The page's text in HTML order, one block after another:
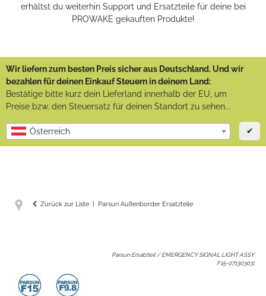
erhältst du weiterhin Support und Ersatzteile für deine bei
PROWAKE gekauften Produkte!
Wir liefern zum besten Preis sicher aus Deutschland. Und wir
bezahlen für deinen Einkauf Steuern in deinem Land:
Bestätige bitte kurz dein Lieferland innerhalb der EU, um
Preise bzw. den Steuersatz für deinen Standort zu sehen...
Österreich ✔
Zurück zur Liste Parsun Außenborder Ersatzteile
Parsun Ersatzteil / EMERGENCY SIGNAL LIGHT ASSY
F15-07130303: